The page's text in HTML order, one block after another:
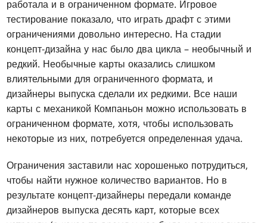
работала и в ограниченном формате. Игровое
тестирование показало, что играть драфт с этими
ограничениями довольно интересно. На стадии
концепт-дизайна у нас было два цикла – необычный и
редкий. Необычные карты оказались слишком
влиятельными для ограниченного формата, и
дизайнеры выпуска сделали их редкими. Все наши
карты с механикой Компаньон можно использовать в
ограниченном формате, хотя, чтобы использовать
некоторые из них, потребуется определенная удача.
Ограничения заставили нас хорошенько потрудиться,
чтобы найти нужное количество вариантов. Но в
результате концепт-дизайнеры передали команде
дизайнеров выпуска десять карт, которые всех